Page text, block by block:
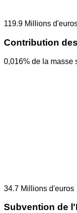
119.9 Millions
Contribution
0,016% de la masse
34.7 Millions d'euros
Subvention de